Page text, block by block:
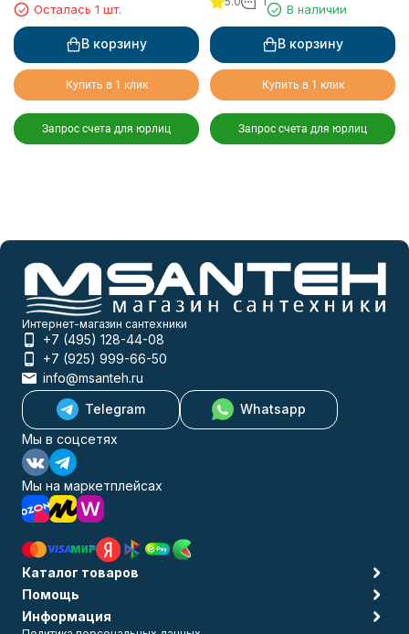
Осталась 1 шт.
В корзину
Купить в 1 клик
Запрос счета для юрлиц
В наличии
В корзину
Купить в 1 клик
Запрос счета для юрлиц
Интернет-магазин сантехники
+7 (495) 128-44-08
+7 (925) 999-66-50
info@msanteh.ru
Telegram
Whatsapp
Мы в соцсетях
Мы на маркетплейсах
Каталог товаров
Помощь
Информация